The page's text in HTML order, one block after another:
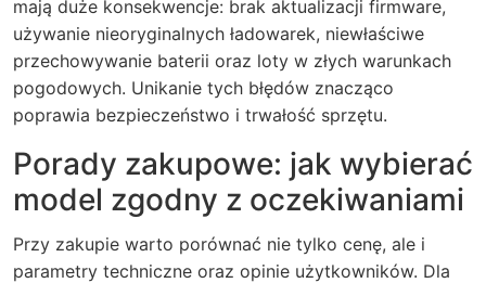
mają duże konsekwencje: brak aktualizacji firmware,
używanie nieoryginalnych ładowarek, niewłaściwe
przechowywanie baterii oraz loty w złych warunkach
pogodowych. Unikanie tych błędów znacząco
poprawia bezpieczeństwo i trwałość sprzętu.
Porady zakupowe: jak wybierać
model zgodny z oczekiwaniami
Przy zakupie warto porównać nie tylko cenę, ale i
parametry techniczne oraz opinie użytkowników. Dla